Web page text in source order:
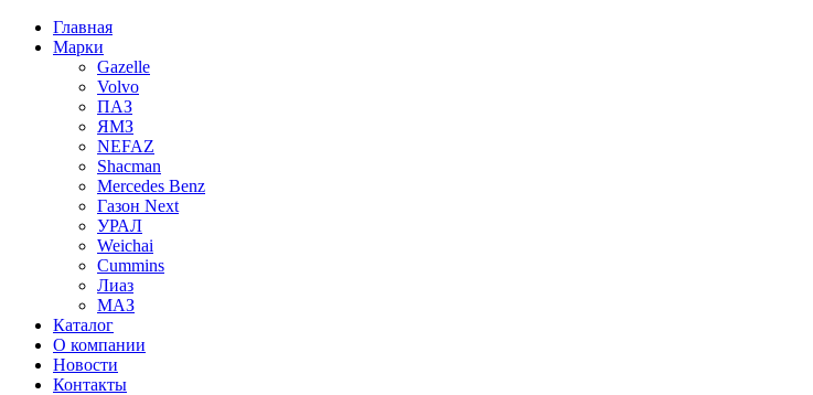
Главная
Марки
Gazelle
Volvo
ПАЗ
ЯМЗ
NEFAZ
Shacman
Mercedes Benz
Газон Next
УРАЛ
Weichai
Cummins
Лиаз
МАЗ
Каталог
О компании
Новости
Контакты